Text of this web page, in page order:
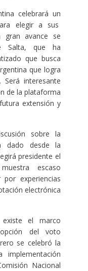
celebrará un
elegir a sus
gran avance se
Salta, que ha
que busca
que logra
interesante
de la plataforma
extensión y
sobre la
dado desde la
presidente el
escaso
experiencias
electrónica
el marco
del voto
se celebró la
implementación
Nacional